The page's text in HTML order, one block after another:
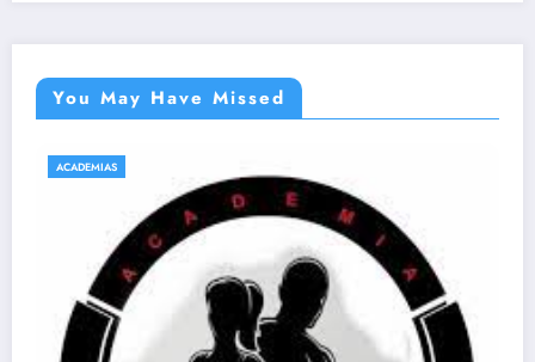
You May Have Missed
ACADEMIAS